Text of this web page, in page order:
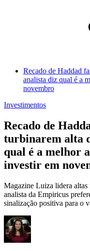
Recado de Haddad
analista diz qual é a
novembro
Investimentos
Recado de
turbinarem alta
qual é a melhor
investir em
Magazine Luiza lidera altas
analista da Empiricus
sinalização positiva para o